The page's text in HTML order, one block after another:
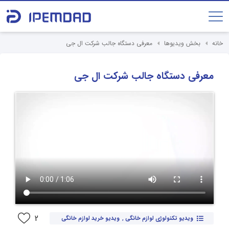
خانه بخش ویدیوها معرفی دستگاه جالب شرکت ال جی
معرفی دستگاه جالب شرکت ال جی
ویدیو تکنولوژی لوازم خانگی , ویدیو خرید لوازم خانگی 2